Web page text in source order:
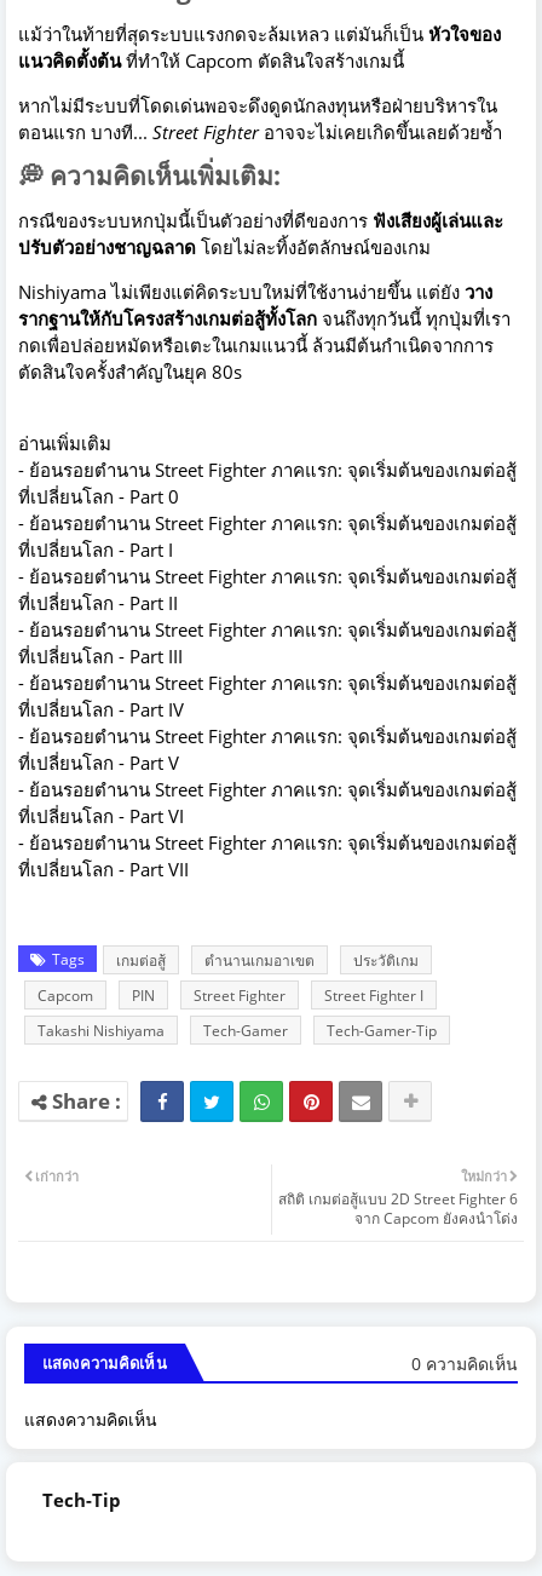
แม้ว่าในท้ายที่สุดระบบแรงกดจะล้มเหลว แต่มันก็เป็น หัวใจของ
แนวคิดตั้งต้นที่ทำให้ Capcom ตัดสินใจสร้างเกมนี้
หากไม่มีระบบที่โดดเด่นพอจะดึงดูดนักลงทุนหรือฝ่ายบริหารใน
ตอนแรก บางที... Street Fighterอาจจะไม่เคยเกิดขึ้นเลยด้วยซ้ำ
💭 ความคิดเห็นเพิ่มเติม:
กรณีของระบบหกปุ่มนี้เป็นตัวอย่างที่ดีของการ ฟังเสียงผู้เล่นและ
ปรับตัวอย่างชาญฉลาด โดยไม่ละทิ้งอัตลักษณ์ของเกม
Nishiyama ไม่เพียงแต่คิดระบบใหม่ที่ใช้งานง่ายขึ้น แต่ยัง วาง
รากฐานให้กับโครงสร้างเกมต่อสู้ทั้งโลก จนถึงทุกวันนี้ ทุกปุ่มที่เรา
กดเพื่อปล่อยหมัดหรือเตะในเกมแนวนี้ ล้วนมีต้นกำเนิดจากการ
ตัดสินใจครั้งสำคัญในยุค 80s
อ่านเพิ่มเติม
- ย้อนรอยตำนาน Street Fighter ภาคแรก: จุดเริ่มต้นของเกมต่อสู้
ที่เปลี่ยนโลก - Part 0
- ย้อนรอยตำนาน Street Fighter ภาคแรก: จุดเริ่มต้นของเกมต่อสู้
ที่เปลี่ยนโลก - Part I
- ย้อนรอยตำนาน Street Fighter ภาคแรก: จุดเริ่มต้นของเกมต่อสู้
ที่เปลี่ยนโลก - Part II
- ย้อนรอยตำนาน Street Fighter ภาคแรก: จุดเริ่มต้นของเกมต่อสู้
ที่เปลี่ยนโลก - Part III
- ย้อนรอยตำนาน Street Fighter ภาคแรก: จุดเริ่มต้นของเกมต่อสู้
ที่เปลี่ยนโลก - Part IV
- ย้อนรอยตำนาน Street Fighter ภาคแรก: จุดเริ่มต้นของเกมต่อสู้
ที่เปลี่ยนโลก - Part V
- ย้อนรอยตำนาน Street Fighter ภาคแรก: จุดเริ่มต้นของเกมต่อสู้
ที่เปลี่ยนโลก - Part VI
- ย้อนรอยตำนาน Street Fighter ภาคแรก: จุดเริ่มต้นของเกมต่อสู้
ที่เปลี่ยนโลก - Part VII
Tags เกมต่อสู้ ตำนานเกมอาเขต
ประวัติเกม
Capcom
PIN Street Fighter
Street Fighter I
Takashi Nishiyama
Tech-Gamer Tech-Gamer-Tip
ใหม่กว่า
สถิติ เกมต่อสู้แบบ 2D Street Fighter 6
จาก Capcom ยังคงนำโด่ง
เก่ากว่า
แสดงความคิดเห็น 0 ความคิดเห็น
แสดงความคิดเห็น
Tech-Tip